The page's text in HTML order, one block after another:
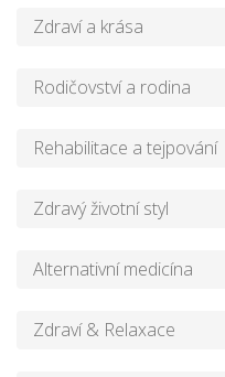
Zdraví a krása
Rodičovství a rodina
Rehabilitace a tejpování
Zdravý životní styl
Alternativní medicína
Zdraví & Relaxace